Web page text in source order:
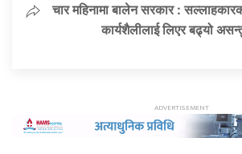
चार महिनामा बालेन सरकार :
कार्यशैलीलाई लिएर बढ्यो